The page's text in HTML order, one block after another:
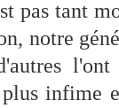
pas tant
notre
infime